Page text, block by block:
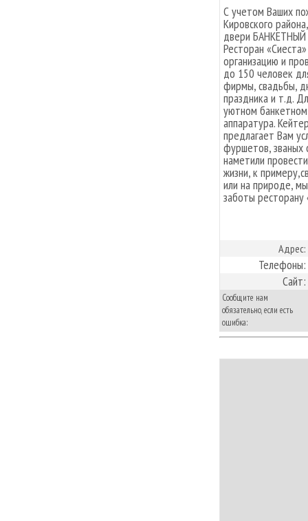
С учетом Ваших
Кировского
двери
Ресторан
организацию и
до 150 человек
фирмы, свадьбы,
праздника и т.д.
уютном
аппаратура.
предлагает Вам
фуршетов, званых
наметили
жизни, к
или на природе,
заботы ресторану
Адрес:
Телефоны:
Сайт:
Сообщите нам
обязательно, если есть
ошибка: